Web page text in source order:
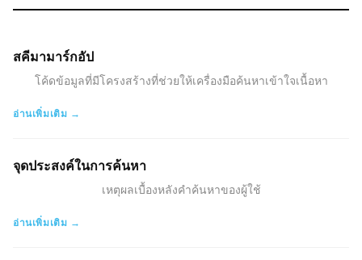
สคีมามาร์กอัป
โค้ดข้อมูลที่มีโครงสร้างที่ช่วยให้เครื่องมือค้นหาเข้าใจเนื้อหา
อ่านเพิ่มเติม →
จุดประสงค์ในการค้นหา
เหตุผลเบื้องหลังคำค้นหาของผู้ใช้
อ่านเพิ่มเติม →